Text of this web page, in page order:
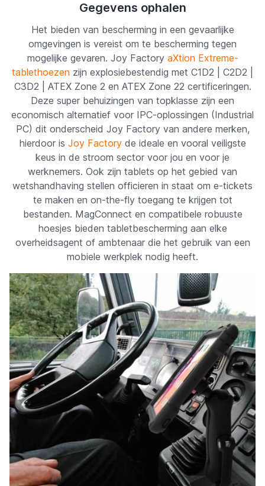
Gegevens ophalen
Het bieden van bescherming in een gevaarlijke
omgevingen is vereist om te bescherming tegen
mogelijke gevaren. Joy Factory aXtion Extreme-
tablethoezen zijn explosiebestendig met C1D2 | C2D2 |
C3D2 | ATEX Zone 2 en ATEX Zone 22 certificeringen.
Deze super behuizingen van topklasse zijn een
economisch alternatief voor IPC-oplossingen (Industrial
PC) dit onderscheid Joy Factory van andere merken,
hierdoor is Joy Factoryde ideale en vooral veiligste
keus in de stroom sector voor jou en voor je
werknemers. Ook zijn tablets op het gebied van
wetshandhaving stellen officieren in staat om e-tickets
te maken en on-the-fly toegang te krijgen tot
bestanden. MagConnect en compatibele robuuste
hoesjes bieden tabletbescherming aan elke
overheidsagent of ambtenaar die het gebruik van een
mobiele werkplek nodig heeft.